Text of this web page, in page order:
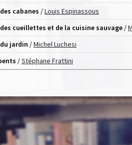
cabanes /Louis Espinassous
cueillettes et de la cuisine sauvage /
jardin /Michel Luchesi
/Stéphane Frattini